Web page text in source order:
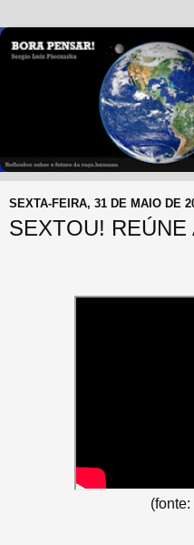
SEXTA-FEIRA, 31 DE MAIO DE
SEXTOU! REÚNE